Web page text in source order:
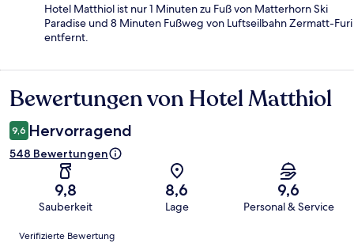
Hotel Matthiol ist nur 1 Minuten zu Fuß von Matterhorn Ski
Paradise und 8 Minuten Fußweg von Luftseilbahn Zermatt-Furi
entfernt.
Bewertungen
Bewertungen von Hotel Matthiol
9,6 Hervorragend
548 Bewertungen
9,8
Sauberkeit
8,6
Lage
9,6
Personal & Service
Bewertungen
Verifizierte Bewertung